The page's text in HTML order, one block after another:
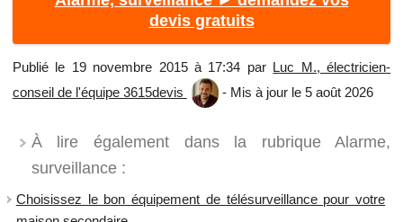
devis gratuits
Publié le 19 novembre 2015 à 17:34 par Luc M., électricien-
conseil de l'équipe 3615devis
- Mis à jour le 5 août 2026
À lire également dans la rubrique Alarme,
surveillance :
Choisissez le bon équipement de télésurveillance pour votre